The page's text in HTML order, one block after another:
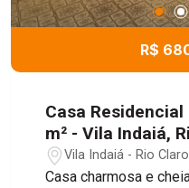
R$
Casa
m² - Vila Indaiá,
Vila Indaiá - Rio
Casa charmosa e cheia